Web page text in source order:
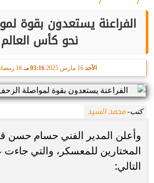
الفراعنة يستعدون بقوة
نحو كأس العالم
الأحد 16 مارس 2025 03:16 مـ 16 رمضان 1446
كتب-محمد السيد
وأعلن المدير الفني حسام حسن
المختارين للمعسكر، والتي جاءت
التالي: